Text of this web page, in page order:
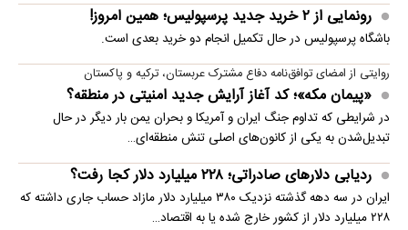
رونمایی از ۲ خرید جدید پرسپولیس؛ همین امروز!
باشگاه پرسپولیس در حال تکمیل انجام دو خرید بعدی است.
روایتی از امضای توافق‌نامه دفاع مشترک عربستان، ترکیه و پاکستان
«پیمان مکه»؛ کد آغاز آرایش جدید امنیتی در منطقه؟
در شرایطی که تداوم جنگ ایران و آمریکا و بحران یمن بار دیگر در حال
تبدیل‌شدن به یکی از کانون‌های اصلی تنش منطقه‌ای…
ردیابی دلارهای صادراتی؛ ۲۲۸ میلیارد دلار کجا رفت؟
ایران در سه دهه گذشته نزدیک ۳۸۰ میلیارد دلار مازاد حساب جاری داشته که
۲۲۸ میلیارد دلار از کشور خارج شده یا به اقتصاد…